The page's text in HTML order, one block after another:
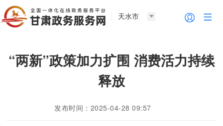
天水市
“两新”政策加力扩围 消费活力持续
释放
发布时间：2025-04-28 09:57